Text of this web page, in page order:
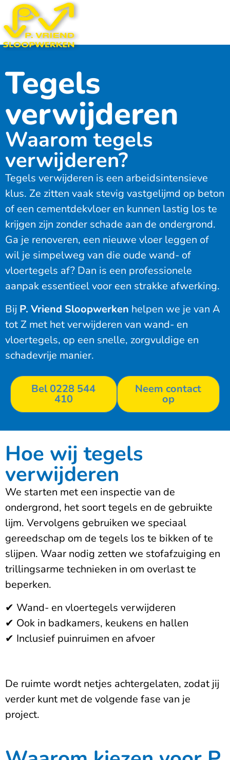
Tegels
verwijderen
Waarom tegels
verwijderen?
Tegels verwijderen is een arbeidsintensieve
klus. Ze zitten vaak stevig vastgelijmd op beton
of een cementdekvloer en kunnen lastig los te
krijgen zijn zonder schade aan de ondergrond.
Ga je renoveren, een nieuwe vloer leggen of
wil je simpelweg van die oude wand- of
vloertegels af? Dan is een professionele
aanpak essentieel voor een strakke afwerking.
Bij P. Vriend Sloopwerken helpen we je van A
tot Z met het verwijderen van wand- en
vloertegels, op een snelle, zorgvuldige en
schadevrije manier.
Bel 0228 544
410
Neem contact
op
Hoe wij tegels
verwijderen
We starten met een inspectie van de
ondergrond, het soort tegels en de gebruikte
lijm. Vervolgens gebruiken we speciaal
gereedschap om de tegels los te bikken of te
slijpen. Waar nodig zetten we stofafzuiging en
trillingsarme technieken in om overlast te
beperken.
✔ Wand- en vloertegels verwijderen
✔ Ook in badkamers, keukens en hallen
✔ Inclusief puinruimen en afvoer
De ruimte wordt netjes achtergelaten, zodat jij
verder kunt met de volgende fase van je
project.